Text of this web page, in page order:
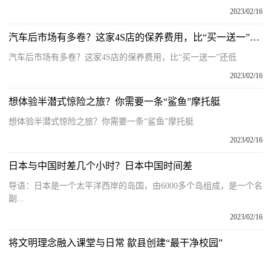
2023/02/16
汽车后市场有多卷？这家4S店的保养费用，比“买一送一”还低
汽车后市场有多卷？这家4S店的保养费用，比“买一送一”还低
2023/02/16
想体验半潜式惊险之旅？你需要一条“鲨鱼”摩托艇
想体验半潜式惊险之旅？你需要一条“鲨鱼”摩托艇
2023/02/16
日本与中国时差几个小时？日本中国时间差
导语：日本是一个太平洋西岸的岛国，由6000多个岛组成，是一个名
副...
2023/02/16
将文明理念融入课堂与日常 歙县创建“最干净校园”